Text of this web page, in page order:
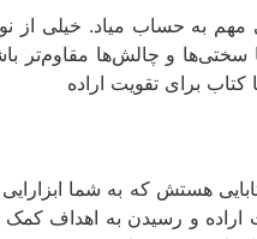
مهم به حساب میاد. خیلی
هستش که به شما
و رسیدن به اهداف کمک